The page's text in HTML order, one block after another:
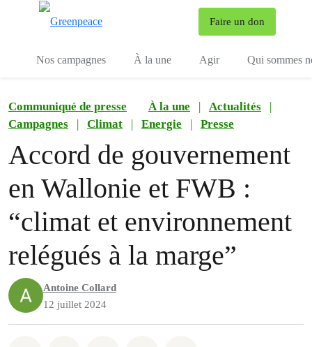
Faire un don
Nos campagnes À la une Agir Qui sommes
Communiqué de presse À la une | Actualités
|
Campagnes
| Climat | Energie | Presse
Accord de gouvernement
en Wallonie et FWB :
“climat et environnement
relégués à la marge”
Antoine Collard
12 juillet 2024